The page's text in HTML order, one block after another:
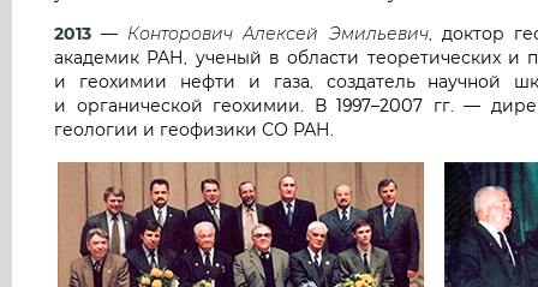
2013 — Конторович Алексей Эмильевич, доктор
академик РАН, ученый в области теоретических и
и геохимии нефти и газа, создатель научной
и органической геохимии. В 1997–2007 гг. —
геологии и геофизики СО РАН.